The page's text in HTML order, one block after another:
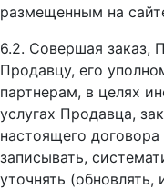
размещенным на
6.2. Совершая заказ,
Продавцу, его
партнерам, в целях
услугах Продавца,
настоящего
записывать,
уточнять (обновлять,